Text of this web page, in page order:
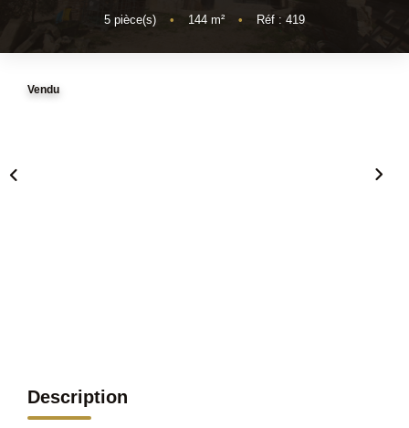
5 pièce(s) • 144 m² • Réf : 419
Vendu
Description